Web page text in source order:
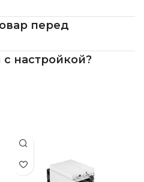
перед
настройкой?